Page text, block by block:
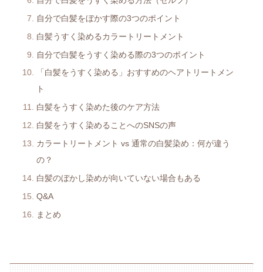
自分で白髪をぼかす際の3つのポイント
白髪うすく染めるカラートリートメント
自分で白髪をうすく染める際の3つのポイント
「白髪をうすく染める」おすすめのヘアトリートメン
ト
白髪をうすく染めた後のケア方法
白髪をうすく染めることへのSNSの声
カラートリートメント vs 通常の白髪染め：何が違う
の？
白髪のぼかし染めが向いていない場合もある
Q&A
まとめ